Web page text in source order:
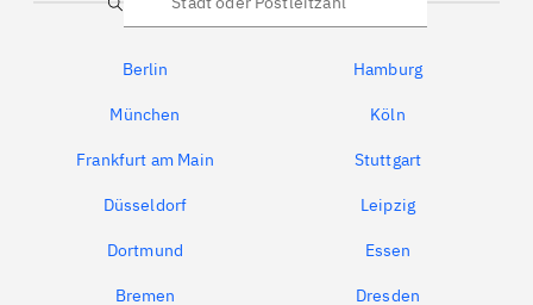
Suche
Berlin Hamburg
München Köln
Frankfurt am Main Stuttgart
Düsseldorf Leipzig
Dortmund Essen
Bremen Dresden